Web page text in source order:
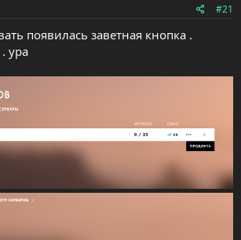
#21
появилась заветная кнопка .
ура